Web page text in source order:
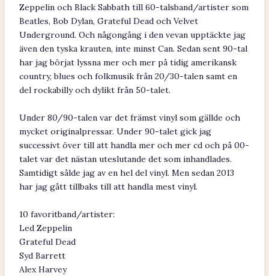
Zeppelin och Black Sabbath till 60-talsband/artister som
Beatles, Bob Dylan, Grateful Dead och Velvet
Underground. Och någongång i den vevan upptäckte jag
även den tyska krauten, inte minst Can. Sedan sent 90-tal
har jag börjat lyssna mer och mer på tidig amerikansk
country, blues och folkmusik från 20/30-talen samt en
del rockabilly och dylikt från 50-talet.
Under 80/90-talen var det främst vinyl som gällde och
mycket originalpressar. Under 90-talet gick jag
successivt över till att handla mer och mer cd och på 00-
talet var det nästan uteslutande det som inhandlades.
Samtidigt sålde jag av en hel del vinyl. Men sedan 2013
har jag gått tillbaks till att handla mest vinyl.
10 favoritband/artister:
Led Zeppelin
Grateful Dead
Syd Barrett
Alex Harvey